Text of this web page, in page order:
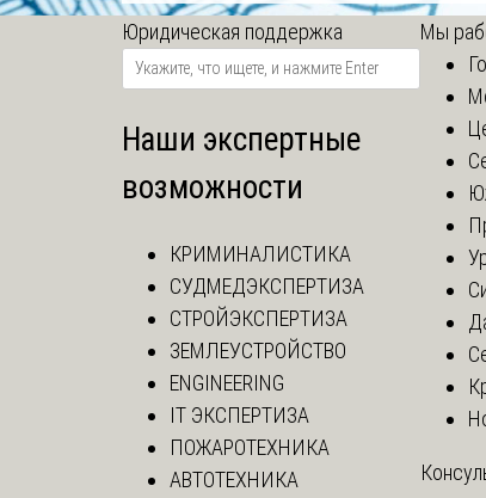
Юридическая поддержка
Наши экспертные
возможности
КРИМИНАЛИСТИКА
СУДМЕДЭКСПЕРТИЗА
СТРОЙЭКСПЕРТИЗА
ЗЕМЛЕУСТРОЙСТВО
ENGINEERING
IT ЭКСПЕРТИЗА
ПОЖАРОТЕХНИКА
АВТОТЕХНИКА
Мы